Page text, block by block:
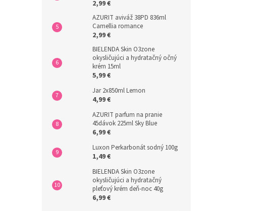
2,99 €
AZURIT aviváž 38PD 836ml
Camellia romance
2,99 €
BIELENDA Skin O3zone
okysličujúci a hydratačný očný
krém 15ml
5,99 €
Jar 2x850ml Lemon
4,99 €
AZURIT parfum na pranie
45dávok 225ml Sky Blue
6,99 €
Luxon Perkarbonát sodný 100g
1,49 €
BIELENDA Skin O3zone
okysličujúci a hydratačný
pleťový krém deň-noc 40g
6,99 €